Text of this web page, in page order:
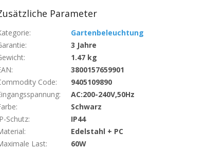
Parameter
:
Gartenbeleuchtung
:
3 Jahre
:
1.47 kg
:
3800157659901
Code:
9405109890
:
AC:200-240V,50Hz
:
Schwarz
Schutz:
IP44
:
Edelstahl + PC
Last:
60W